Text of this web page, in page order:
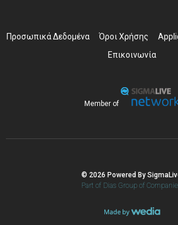
Προσωπικά Δεδομένα Όροι Χρήσης
Επικοινωνία
Member of
© 2026 Powered By
Part of Dias Group of